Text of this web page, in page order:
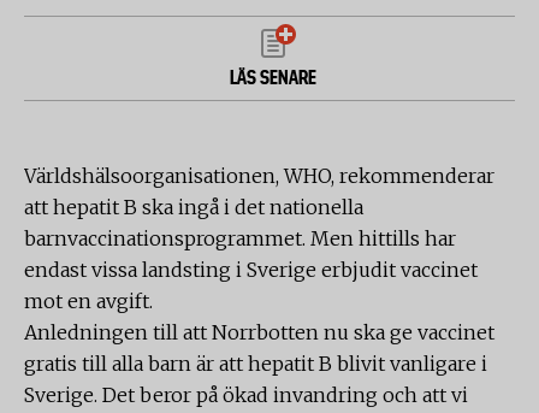
LÄS SENARE
Världshälsoorganisationen, WHO, rekommenderar
att hepatit B ska ingå i det nationella
barnvaccinationsprogrammet. Men hittills har
endast vissa landsting i Sverige erbjudit vaccinet
mot en avgift.
Anledningen till att Norrbotten nu ska ge vaccinet
gratis till alla barn är att hepatit B blivit vanligare i
Sverige. Det beror på ökad invandring och att vi